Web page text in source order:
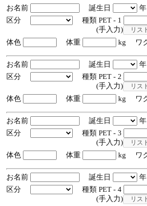
お名前 誕生日
区分
種類 PET - 1
(手入力)
体色
体重 kg ワ
お名前 誕生日
区分
種類 PET - 2
(手入力)
体色
体重 kg ワ
お名前 誕生日
区分
種類 PET - 3
(手入力)
体色
体重 kg ワ
お名前 誕生日
区分
種類 PET - 4
(手入力)